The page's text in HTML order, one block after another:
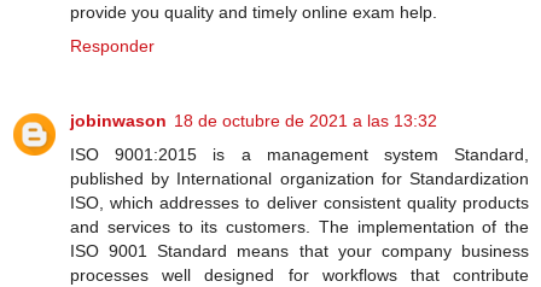
provide you quality and timely online exam help.
Responder
jobinwason 18 de octubre de 2021 a las 13:32
ISO 9001:2015 is a management system Standard,
published by International organization for Standardization
ISO, which addresses to deliver consistent quality products
and services to its customers. The implementation of the
ISO 9001 Standard means that your company business
processes well designed for workflows that contribute